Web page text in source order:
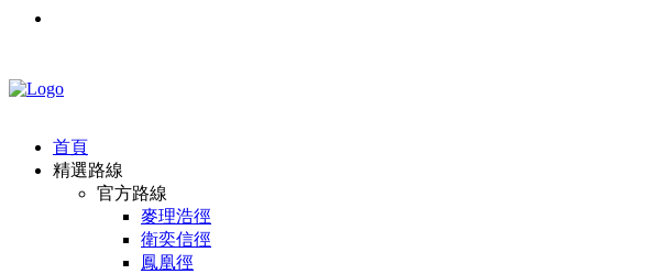
首頁
精選路線
官方路線
麥理浩徑
衛奕信徑
鳳凰徑